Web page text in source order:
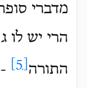
מדברי
הרי יש לו
התורה